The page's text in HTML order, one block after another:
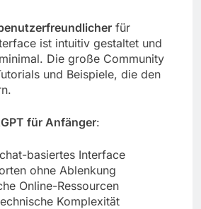
für
ist intuitiv gestaltet und
Die große Community
und Beispiele, die den
für Anfänger:
basiertes Interface
ohne Ablenkung
Online-Ressourcen
Komplexität